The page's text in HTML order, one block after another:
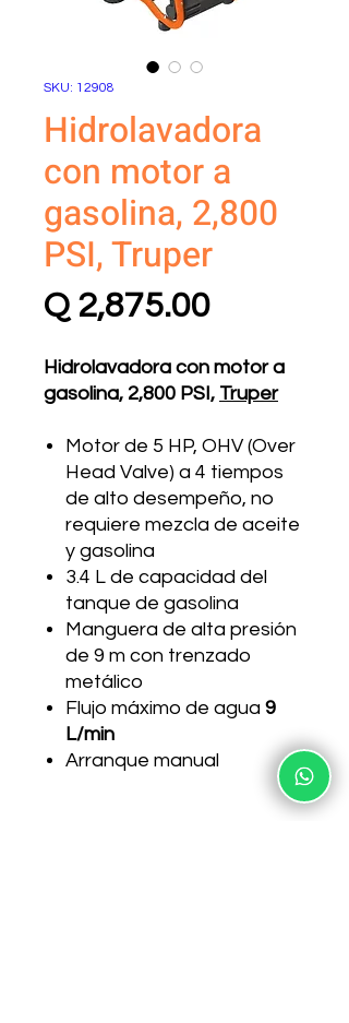
SKU: 12908
Hidrolavadora
con motor a
gasolina, 2,800
PSI, Truper
Q 2,875.00Precio
Hidrolavadora con motor a
gasolina, 2,800 PSI, Truper
Motor de 5 HP, OHV (Over
Head Valve) a 4 tiempos
de alto desempeño, no
requiere mezcla de aceite
y gasolina
3.4 L de capacidad del
tanque de gasolina
Manguera de alta presión
de 9 m con trenzado
metálico
Flujo máximo de agua 9
L/min
Arranque manual